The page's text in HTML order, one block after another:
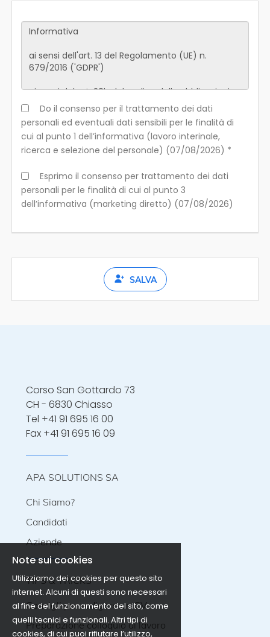
Do il consenso per il trattamento dei dati
personali ed eventuali dati sensibili per le finalità di
cui al punto 1 dell’informativa (lavoro interinale,
ricerca e selezione del personale) (07/08/2026) *
Esprimo il consenso per trattamento dei dati
personali per le finalità di cui al punto 3
dell’informativa (marketing diretto) (07/08/2026)
SALVA
Corso San Gottardo 73
CH - 6830 Chiasso
Tel +41 91 695 16 00
Fax +41 91 695 16 09
APA SOLUTIONS SA
Chi Siamo?
Candidati
Aziende
TIPS & TRICKS
Consigli per redigere un CV
Preparazione colloquio di lavoro
Note sui cookies
Utilizziamo dei cookies per questo sito
internet. Alcuni di questi sono necessari
al fine del funzionamento del sito, come
quelli tecnici e funzionali. Altri tipi di
cookies, di cui puoi rifiutare l’utilizzo,